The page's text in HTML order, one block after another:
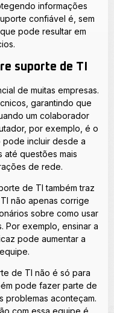
informações
confiável é, sem
pode resultar em
suporte de TI
de muitas empresas.
garantindo que
um colaborador
por exemplo, é o
pode incluir desde a
até questões mais
de rede.
de TI também traz
não apenas corrige
sobre como usar
Por exemplo, ensinar a
pode aumentar a
de TI não é só para
pode fazer parte de
problemas aconteçam.